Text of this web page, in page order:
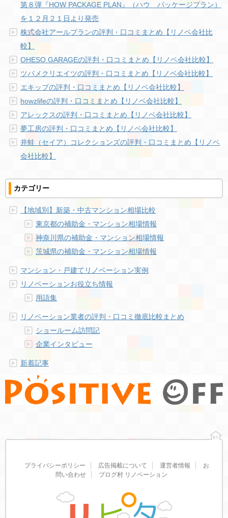
第８弾『HOW PACKAGE PLAN』（ハウ パッケージプラン）
を１２月２１日より発売
株式会社アールプランの評判・口コミまとめ【リノベ会社比
較】
OHESO GARAGEの評判・口コミまとめ【リノベ会社比較】
ツバメクリエイツの評判・口コミまとめ【リノベ会社比較】
エキップの評判・口コミまとめ【リノベ会社比較】
howzlifeの評判・口コミまとめ【リノベ会社比較】
アレックスの評判・口コミまとめ【リノベ会社比較】
夢工房の評判・口コミまとめ【リノベ会社比較】
井蛙（セイア）コレクションズの評判・口コミまとめ【リノベ
会社比較】
カテゴリー
【地域別】新築・中古マンション相場比較
東京都の補助金・マンション相場情報
神奈川県の補助金・マンション相場情報
茨城県の補助金・マンション相場情報
マンション・戸建てリノベーション実例
リノベーションお役立ち情報
用語集
リノベーション業者の評判・口コミ徹底比較まとめ
ショールーム訪問記
企業インタビュー
新着記事
プライバシーポリシー 広告掲載について 運営者情報
お
問い合わせ
ブログ村 リノベーション